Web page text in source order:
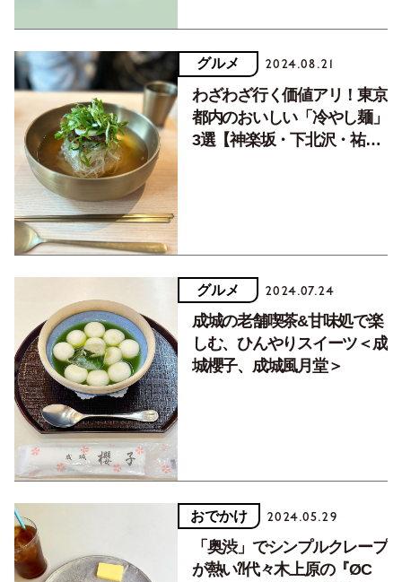
グルメ 2024.08.21
わざわざ行く価値アリ！東京
都内のおいしい「冷やし麺」
3選【神楽坂・下北沢・祐天
グルメ 2024.07.24
成城の老舗喫茶&甘味処で楽
しむ、ひんやりスイーツ＜成
城櫻子、成城風月堂＞
おでかけ 2024.05.29
「奥渋」でシンプルクレープ
が熱い⁈代々木上原の『ØC